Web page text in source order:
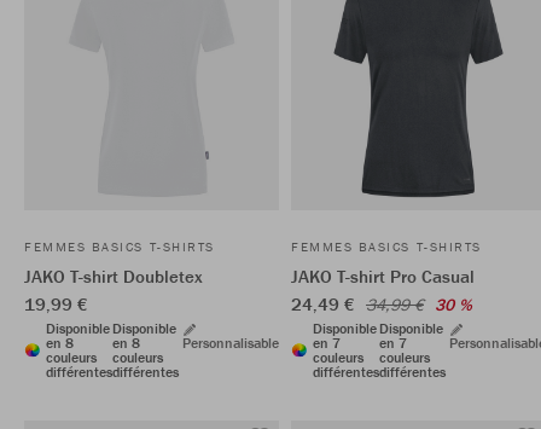
FEMMES BASICS T-SHIRTS
JAKO T-shirt Doubletex
19,99 €
Disponible
en 8
couleurs
différentes
Disponible
en 8
couleurs
différentes
Personnalisable
FEMMES BASICS T-SHIRTS
JAKO T-shirt Pro Casual
24,49 € 34,99 € 30 %
Disponible
en 7
couleurs
différentes
Disponible
en 7
couleurs
différentes